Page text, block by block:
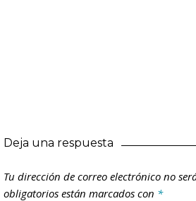
Deja una respuesta
Tu dirección de correo electrónico no
obligatorios están marcados con *